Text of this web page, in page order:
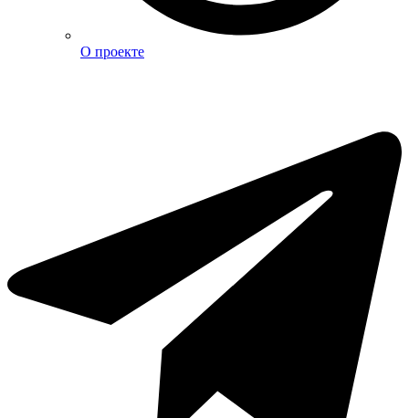
О проекте